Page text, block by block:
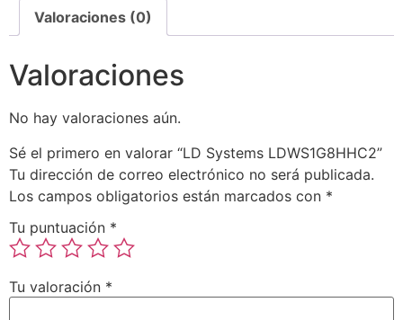
Valoraciones (0)
Valoraciones
No hay valoraciones aún.
Sé el primero en valorar “LD Systems LDWS1G8HHC2”
Tu dirección de correo electrónico no será publicada.
Los campos obligatorios están marcados con *
Tu puntuación *
Tu valoración *